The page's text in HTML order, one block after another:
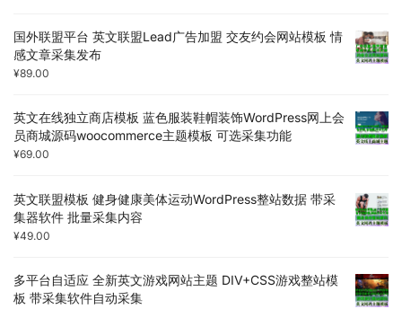
国外联盟平台 英文联盟Lead广告加盟 交友约会网站模板 情
感文章采集发布
¥89.00
英文在线独立商店模板 蓝色服装鞋帽装饰WordPress网上会
员商城源码woocommerce主题模板 可选采集功能
¥69.00
英文联盟模板 健身健康美体运动WordPress整站数据 带采
集器软件 批量采集内容
¥49.00
多平台自适应 全新英文游戏网站主题 DIV+CSS游戏整站模
板 带采集软件自动采集